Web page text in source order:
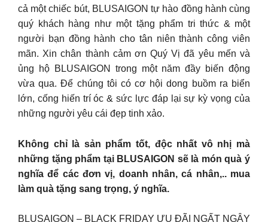
cả một chiếc bút, BLUSAIGON tự hào đồng hành cùng
quý khách hàng như một tặng phẩm tri thức & một
người bạn đồng hành cho tân niên thành công viên
mãn. Xin chân thành cảm ơn Quý Vị đã yêu mến và
ủng hộ BLUSAIGON trong một năm đầy biến động
vừa qua. Để chúng tôi có cơ hội dong buồm ra biển
lớn, cống hiến trí óc & sức lực đáp lại sự kỳ vọng của
những người yêu cái đẹp tinh xảo.
Không chỉ là sản phẩm tốt, độc nhất vô nhị mà
những tặng phẩm tại BLUSAIGON sẽ là món quà ý
nghĩa để các đơn vị, doanh nhân, cá nhân,.. mua
làm quà tặng sang trọng, ý nghĩa.
BLUSAIGON – BLACK FRIDAY ƯU ĐÃI NGẤT NGÂY